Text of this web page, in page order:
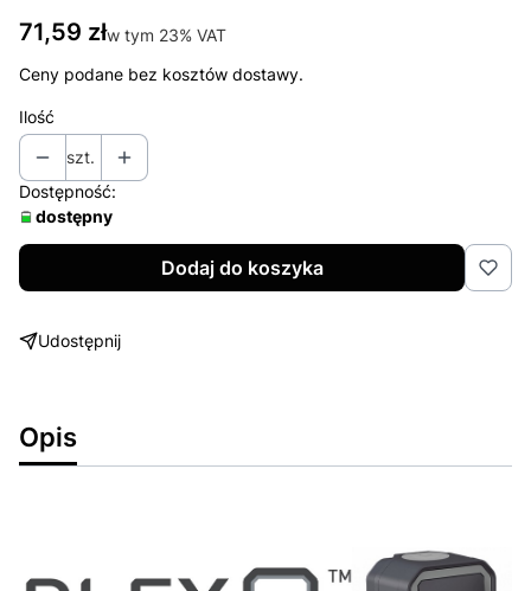
Cena
71,59 złw tym 23% VAT
w tym 23% VAT
Ceny podane bez kosztów dostawy.
Ilość
szt.
Dostępność:
dostępny
Dodaj do koszyka
Udostępnij
Opis